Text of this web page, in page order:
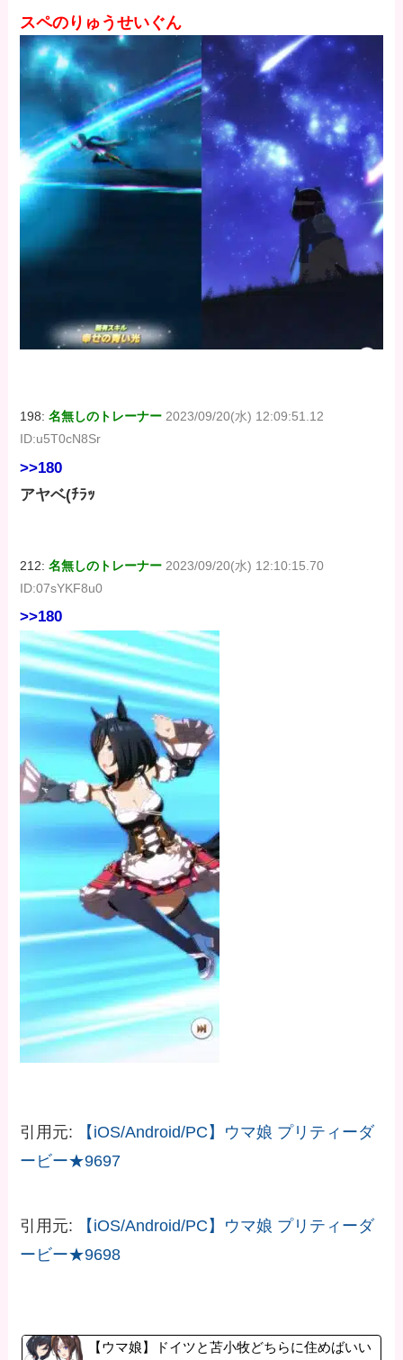
スペのりゅうせいぐん
198:名無しのトレーナー 2023/09/20(水) 12:09:51.12
ID:u5T0cN8Sr
>>180
アヤベ(ﾁﾗｯ
212:名無しのトレーナー 2023/09/20(水) 12:10:15.70
ID:07sYKF8u0
>>180
引用元:
【iOS/Android/PC】ウマ娘 プリティーダ
ービー★9697
引用元:
【iOS/Android/PC】ウマ娘 プリティーダ
ービー★9698
【ウマ娘】ドイツと苫小牧どちらに住めばいい